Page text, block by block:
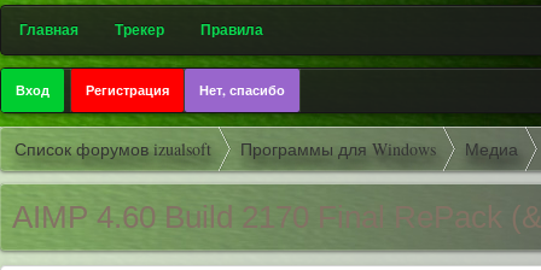
Главная Трекер Правила
Вход Регистрация Нет, спасибо
Список форумов izualsoft Программы для Windows Медиа
AIMP 4.60 Build 2170 Final RePack